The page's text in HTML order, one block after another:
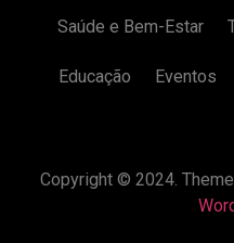
Saúde e Bem-Estar
Educação Eventos
Copyright © 2024.